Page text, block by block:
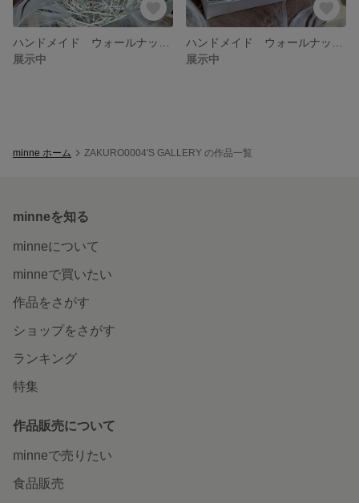
展示中
展示中
minne ホーム ZAKURO0004'S GALLERY の作品一覧
minneを知る
minneについて
minneで買いたい
作品をさがす
ショップをさがす
ランキング
特集
作品販売について
minneで売りたい
食品販売